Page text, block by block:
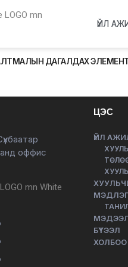
ҮЙЛ
ДАГАЛДАХ
оффис
ЦЭС
ҮЙЛ
БҮТЭЭЛ
ХОЛБОО